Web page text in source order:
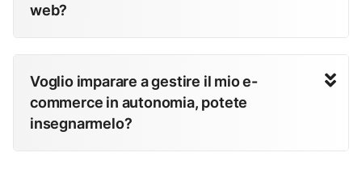
web?
Voglio imparare a gestire il mio e-
commerce in autonomia, potete
insegnarmelo?